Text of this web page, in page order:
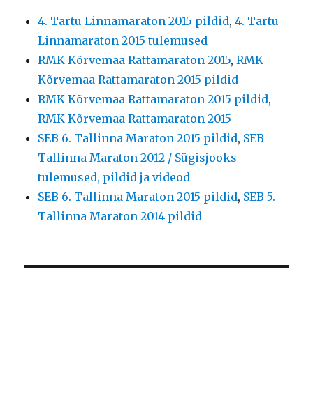
4. Tartu Linnamaraton 2015 pildid,4. Tartu
Linnamaraton 2015 tulemused
RMK Kõrvemaa Rattamaraton 2015,RMK
Kõrvemaa Rattamaraton 2015 pildid
RMK Kõrvemaa Rattamaraton 2015 pildid,
RMK Kõrvemaa Rattamaraton 2015
SEB 6. Tallinna Maraton 2015 pildid, SEB
Tallinna Maraton 2012 / Sügisjooks
tulemused, pildid ja videod
SEB 6. Tallinna Maraton 2015 pildid, SEB 5.
Tallinna Maraton 2014 pildid